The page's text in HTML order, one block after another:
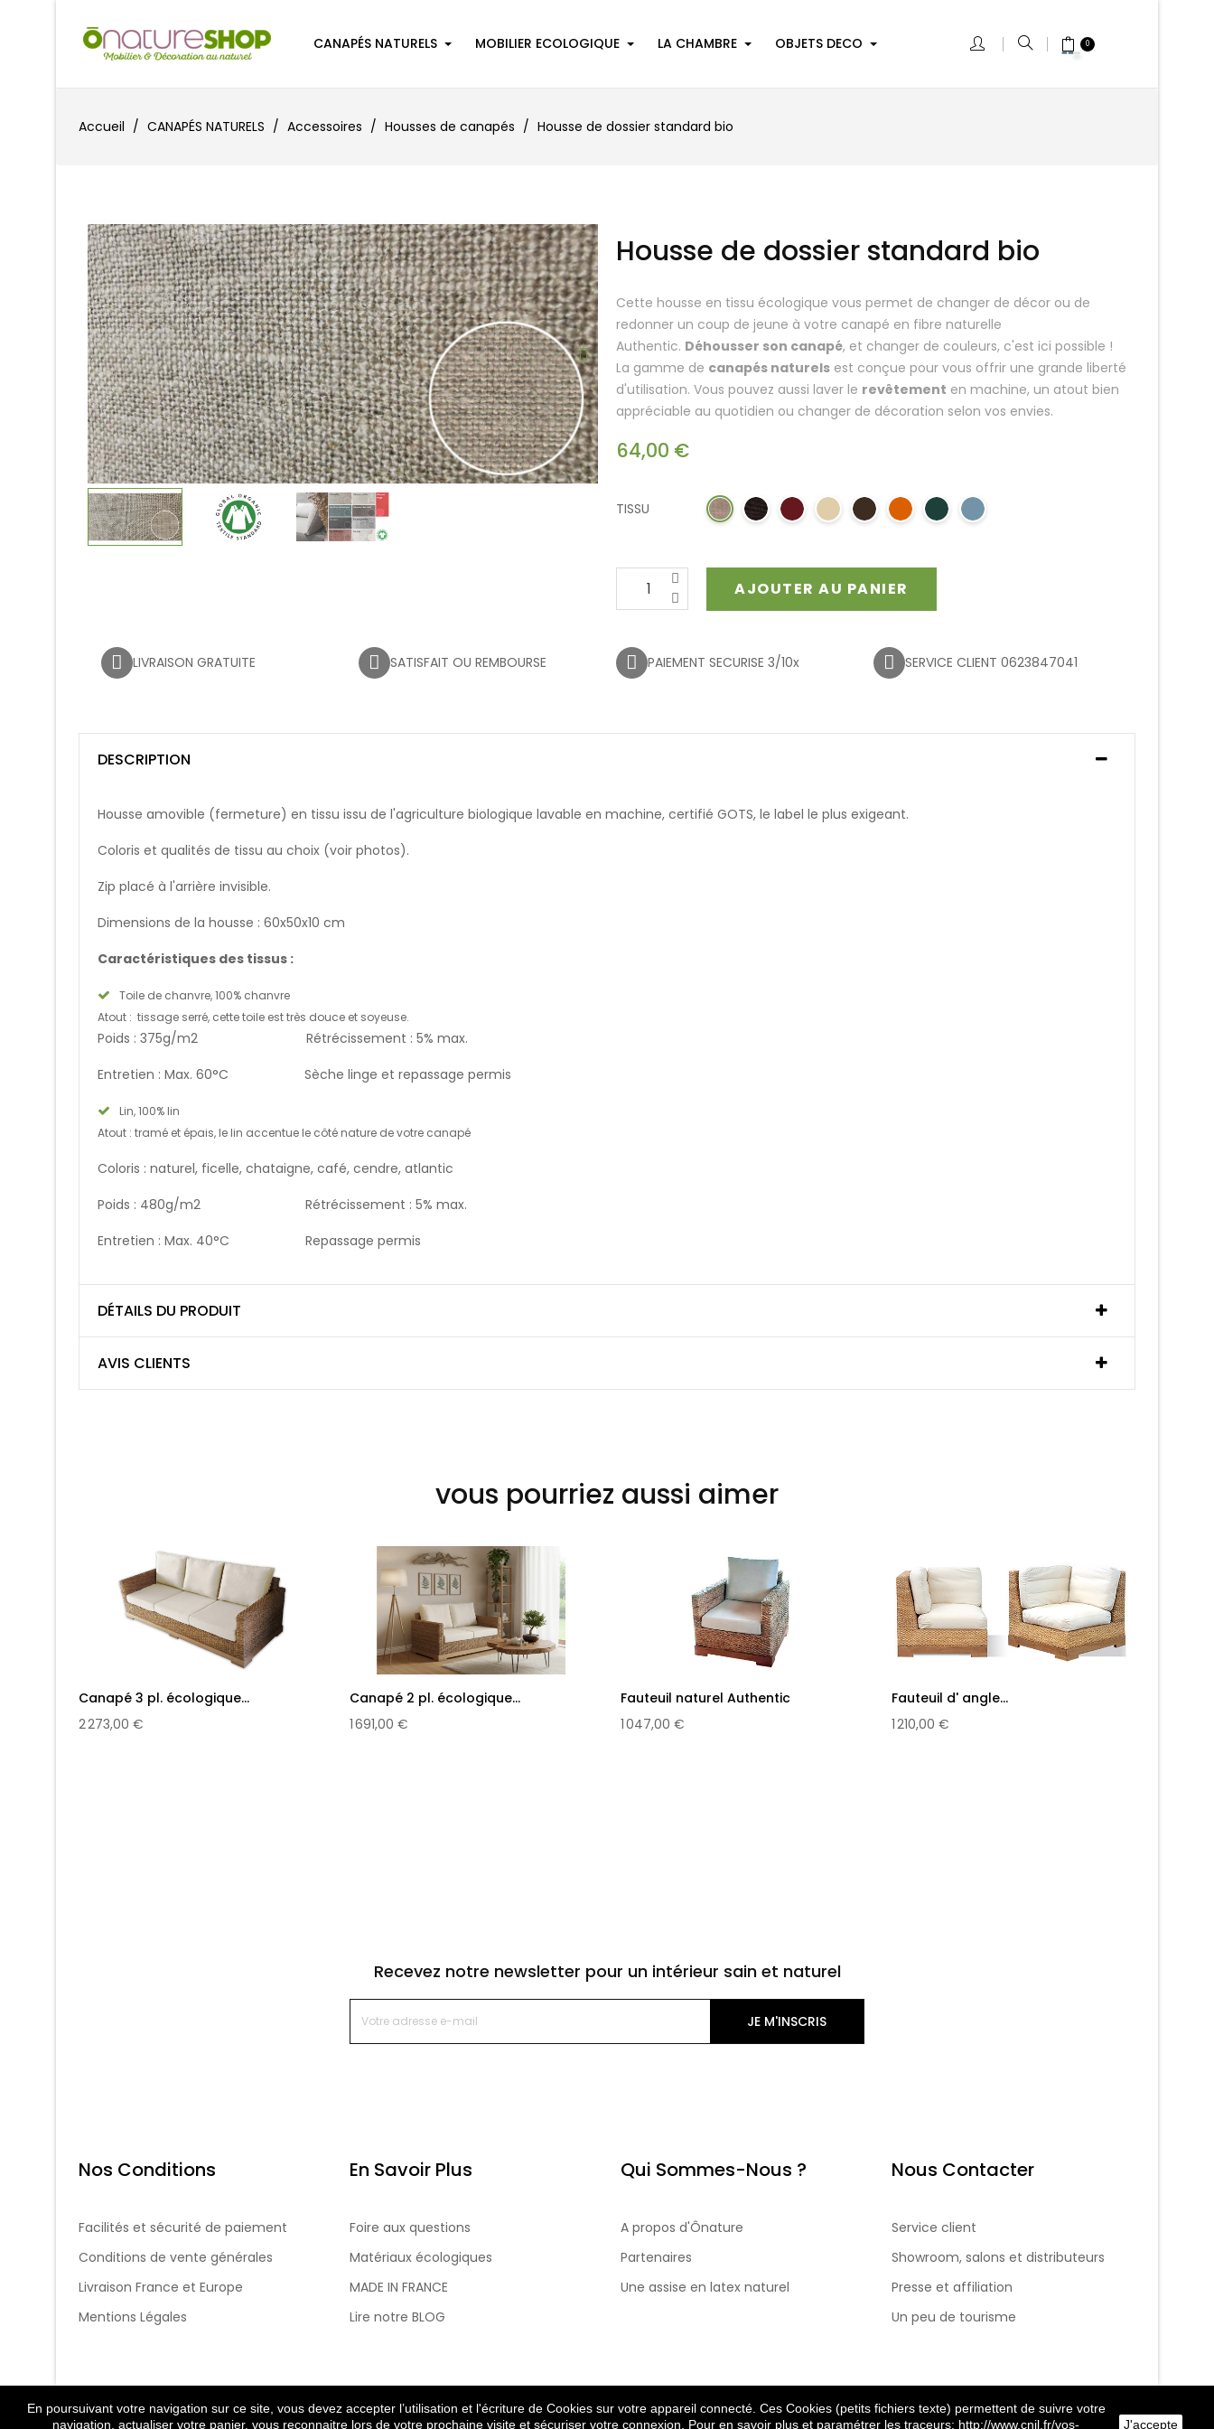
CANAPÉS NATURELS MOBILIER ECOLOGIQUE LA CHAMBRE OBJETS DECO 0
Accueil CANAPÉS NATURELS Accessoires Housses de canapés Housse de dossier standard bio
Housse de dossier standard bio
Cette housse en tissu écologique vous permet de changer de décor ou de
redonner un coup de jeune à votre canapé en fibre naturelle
Authentic. Déhousser son canapé, et changer de couleurs, c'est ici possible !
La gamme de canapés naturels est conçue pour vous offrir une grande liberté
d'utilisation. Vous pouvez aussi laver le revêtement en machine, un atout bien
appréciable au quotidien ou changer de décoration selon vos envies.
64,00 €
TISSU
AJOUTER AU PANIER
LIVRAISON GRATUITE SATISFAIT OU REMBOURSE PAIEMENT SECURISE 3/10x SERVICE CLIENT 0623847041
DESCRIPTION
Housse amovible (fermeture) en tissu issu de l'agriculture biologique lavable en machine, certifié GOTS, le label le plus exigeant.
Coloris et qualités de tissu au choix (voir photos).
Zip placé à l'arrière invisible.
Dimensions de la housse : 60x50x10 cm
Caractéristiques des tissus :
Toile de chanvre, 100% chanvre
Atout : tissage serré, cette toile est très douce et soyeuse.
Poids : 375g/m2 Rétrécissement : 5% max.
Entretien : Max. 60°C Sèche linge et repassage permis
Lin, 100% lin
Atout : tramé et épais, le lin accentue le côté nature de votre canapé
Coloris : naturel, ficelle, chataigne, café, cendre, atlantic
Poids : 480g/m2 Rétrécissement : 5% max.
Entretien : Max. 40°C Repassage permis
DÉTAILS DU PRODUIT
AVIS CLIENTS
vous pourriez aussi aimer
Canapé 3 pl. écologique...
2 273,00 €
Canapé 2 pl. écologique...
1 691,00 €
Fauteuil naturel Authentic
1 047,00 €
Fauteuil d' angle...
1 210,00 €
Recevez notre newsletter pour un intérieur sain et naturel
JE M'INSCRIS
Nos Conditions
Facilités et sécurité de paiement
Conditions de vente générales
Livraison France et Europe
Mentions Légales
En Savoir Plus
Foire aux questions
Matériaux écologiques
MADE IN FRANCE
Lire notre BLOG
Qui Sommes-Nous ?
A propos d'Ônature
Partenaires
Une assise en latex naturel
Nous Contacter
Service client
Showroom, salons et distributeurs
Presse et affiliation
Un peu de tourisme
En poursuivant votre navigation sur ce site, vous devez accepter l’utilisation et l'écriture de Cookies sur votre appareil connecté. Ces Cookies (petits fichiers texte) permettent de suivre votre
navigation, actualiser votre panier, vous reconnaitre lors de votre prochaine visite et sécuriser votre connexion. Pour en savoir plus et paramétrer les traceurs: http://www.cnil.fr/vos-
J'accepte